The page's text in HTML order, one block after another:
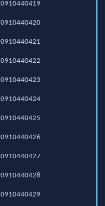
0910440419
0910440420
0910440421
0910440422
0910440423
0910440424
0910440425
0910440426
0910440427
0910440428
0910440429